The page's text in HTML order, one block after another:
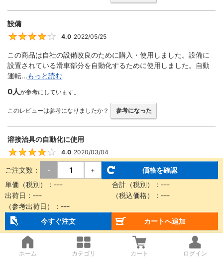
設備
4
4.0 2022/05/25
この商品は自社の設備改良のために購入・使用しました。設備に
設置されている滑車部分を自動化するために使用しました。自動
運転...もっと読む
0人が参考にしています。
このレビューは参考になりましたか？ 参考になった
溶接治具の自動化に使用
4
4.0 2020/03/04
回転する機構をエアーで動かす際に使用しました。 ストロークが
豊富、形状が細くて設計に組み込みやすい、取り付け金具が便利
な...もっと読む
0人が参考にしています。
このレビューは参考になりましたか？ 参考になった
装置
ご注文数： - +
価格を確認
単価（税別）： --- 合計（税別）： ---
出荷日： --- （税込価格）： ---
（参考出荷日）： ---
今すぐ注文
カートへ追加
ホーム カテゴリ カート ログイン